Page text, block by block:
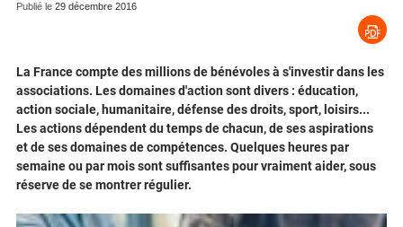
Publié le 29 décembre 2016
La France compte des millions de bénévoles à s'investir dans les
associations. Les domaines d'action sont divers : éducation,
action sociale, humanitaire, défense des droits, sport, loisirs...
Les actions dépendent du temps de chacun, de ses aspirations
et de ses domaines de compétences. Quelques heures par
semaine ou par mois sont suffisantes pour vraiment aider, sous
réserve de se montrer régulier.